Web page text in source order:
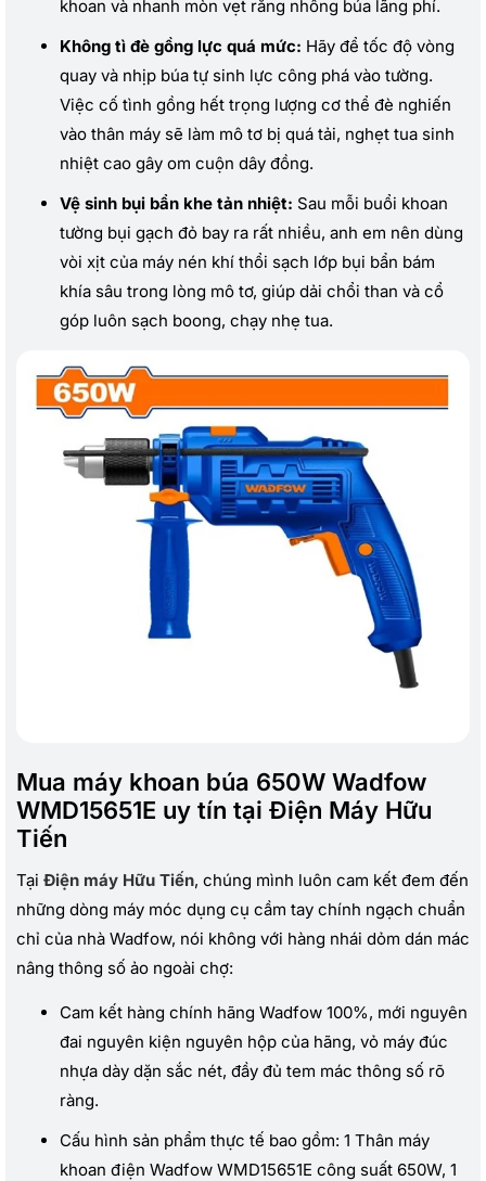
khoan và nhanh mòn vẹt răng nhông búa lãng phí.
Không tì đè gồng lực quá mức: Hãy để tốc độ vòng
quay và nhịp búa tự sinh lực công phá vào tường.
Việc cố tình gồng hết trọng lượng cơ thể đè nghiến
vào thân máy sẽ làm mô tơ bị quá tải, nghẹt tua sinh
nhiệt cao gây om cuộn dây đồng.
Vệ sinh bụi bẩn khe tản nhiệt: Sau mỗi buổi khoan
tường bụi gạch đỏ bay ra rất nhiều, anh em nên dùng
vòi xịt của máy nén khí thổi sạch lớp bụi bẩn bám
khía sâu trong lòng mô tơ, giúp dải chổi than và cổ
góp luôn sạch boong, chạy nhẹ tua.
Mua máy khoan búa 650W Wadfow
WMD15651E uy tín tại Điện Máy Hữu
Tiến
Tại Điện máy Hữu Tiến, chúng mình luôn cam kết đem đến
những dòng máy móc dụng cụ cầm tay chính ngạch chuẩn
chỉ của nhà Wadfow, nói không với hàng nhái dỏm dán mác
nâng thông số ảo ngoài chợ:
Cam kết hàng chính hãng Wadfow 100%, mới nguyên
đai nguyên kiện nguyên hộp của hãng, vỏ máy đúc
nhựa dày dặn sắc nét, đầy đủ tem mác thông số rõ
ràng.
Cấu hình sản phẩm thực tế bao gồm: 1 Thân máy
khoan điện Wadfow WMD15651E công suất 650W, 1